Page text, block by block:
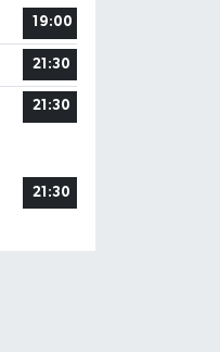
19:00
21:30
21:30
21:30